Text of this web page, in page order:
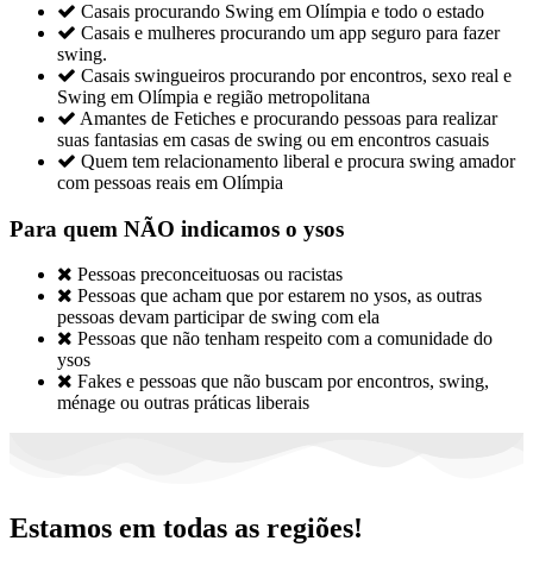
 Casais procurando Swing em Olímpia e todo o estado
 Casais e mulheres procurando um app seguro para fazer
swing.
 Casais swingueiros procurando por encontros, sexo real e
Swing em Olímpia e região metropolitana
 Amantes de Fetiches e procurando pessoas para realizar
suas fantasias em casas de swing ou em encontros casuais
 Quem tem relacionamento liberal e procura swing amador
com pessoas reais em Olímpia
Para quem NÃO indicamos o ysos
 Pessoas preconceituosas ou racistas
 Pessoas que acham que por estarem no ysos, as outras
pessoas devam participar de swing com ela
 Pessoas que não tenham respeito com a comunidade do
ysos
 Fakes e pessoas que não buscam por encontros, swing,
ménage ou outras práticas liberais
Estamos em todas as regiões!